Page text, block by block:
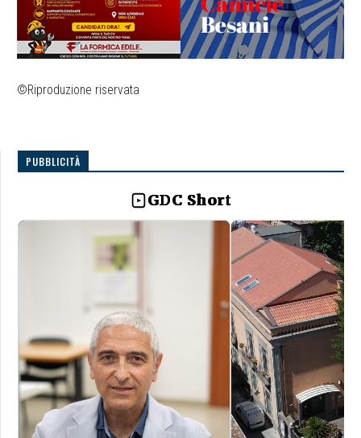
©Riproduzione riservata
PUBBLICITÀ
GDC Short